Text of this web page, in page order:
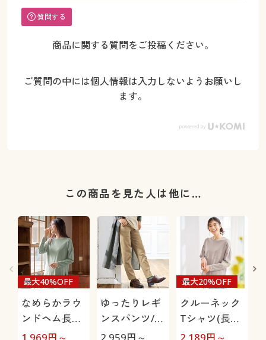
質問する
商品に関する質問をご投稿ください。
ご質問の中には個人情報は入力しないようお願いし
ます。
この商品を見た人は他に…
なめらかラウ
ンドヘム長袖
Tシャツ(綿
最大40%OFF
1,969円～
ゆったりレギ
ンスパンツ/細
見えが叶うら
2,959円～
クルーネック
Tシャツ(長袖)
(綿100%・洗
最大20%OFF
2,189円～